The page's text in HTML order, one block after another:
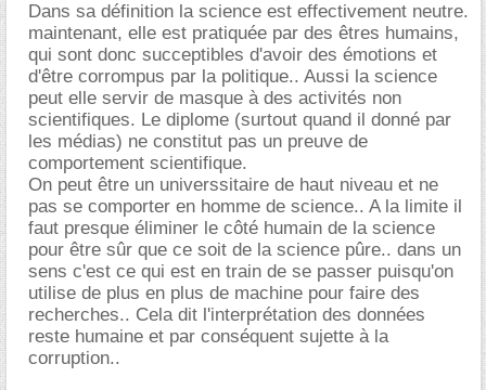
Dans sa définition la science est effectivement neutre.
maintenant, elle est pratiquée par des êtres humains,
qui sont donc succeptibles d'avoir des émotions et
d'être corrompus par la politique.. Aussi la science
peut elle servir de masque à des activités non
scientifiques. Le diplome (surtout quand il donné par
les médias) ne constitut pas un preuve de
comportement scientifique.
On peut être un universsitaire de haut niveau et ne
pas se comporter en homme de science.. A la limite il
faut presque éliminer le côté humain de la science
pour être sûr que ce soit de la science pûre.. dans un
sens c'est ce qui est en train de se passer puisqu'on
utilise de plus en plus de machine pour faire des
recherches.. Cela dit l'interprétation des données
reste humaine et par conséquent sujette à la
corruption..